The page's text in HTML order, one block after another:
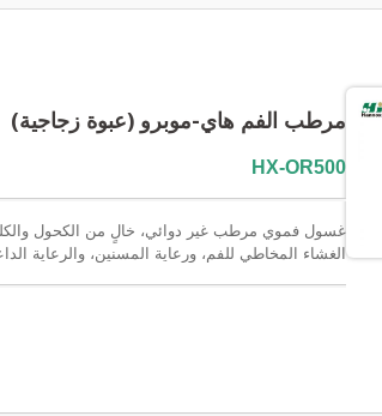
مرطب الفم هاي-موبرو (عبوة زجاجية)
HX-OR500
غسول فموي مرطب غير دوائي، خالٍ من الكحول
الغشاء المخاطي للفم، ورعاية المسنين، والرعاية